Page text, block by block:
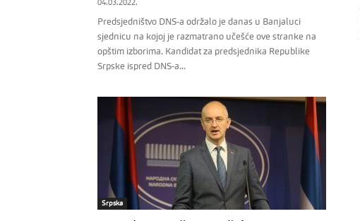
04.03.2022.
Predsjedništvo DNS-a održalo je danas u Banjaluci
sjednicu na kojoj je razmatrano učešće ove stranke na
opštim izborima. Kandidat za predsjednika Republike
Srpske ispred DNS-a...
Srpska